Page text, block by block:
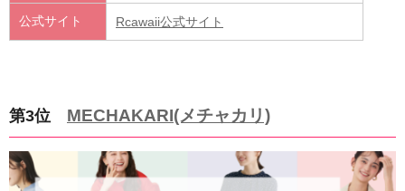
公式サイト Rcawaii公式サイト
第3位 MECHAKARI(メチャカリ)